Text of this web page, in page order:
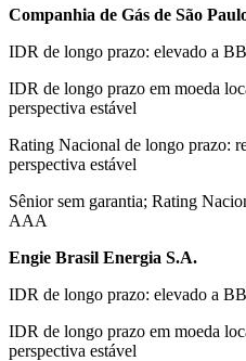
Companhia de Gás de São
IDR de longo prazo: elevado a
IDR de longo prazo em moeda
perspectiva estável
Rating Nacional de longo prazo:
perspectiva estável
Sênior sem garantia; Rating
AAA
Engie Brasil Energia S.A.
IDR de longo prazo: elevado a
IDR de longo prazo em moeda
perspectiva estável